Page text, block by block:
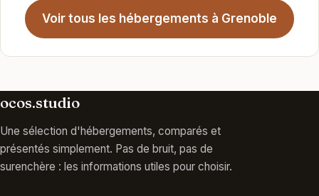
Voir tous les hébergements à Grenoble
ocos.studio
Une sélection d'hébergements, comparés et
présentés simplement. Pas de bruit, pas de
surenchère : les informations utiles pour choisir.